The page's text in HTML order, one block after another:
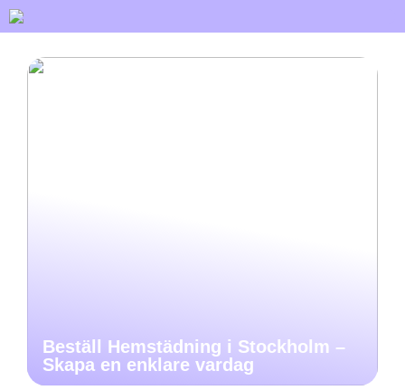
Beställ Hemstädning i Stockholm –
Skapa en enklare vardag